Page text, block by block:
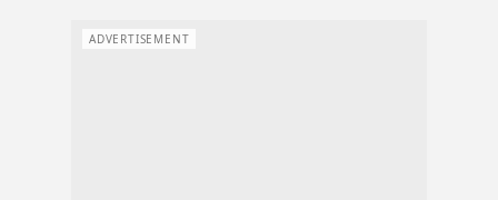
ADVERTISEMENT